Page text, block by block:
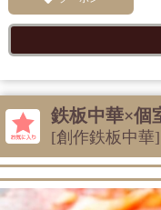
鉄板中華×個
[創作鉄板中華]